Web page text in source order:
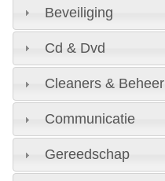
Beveiliging
Cd & Dvd
Cleaners & Beheer
Communicatie
Gereedschap